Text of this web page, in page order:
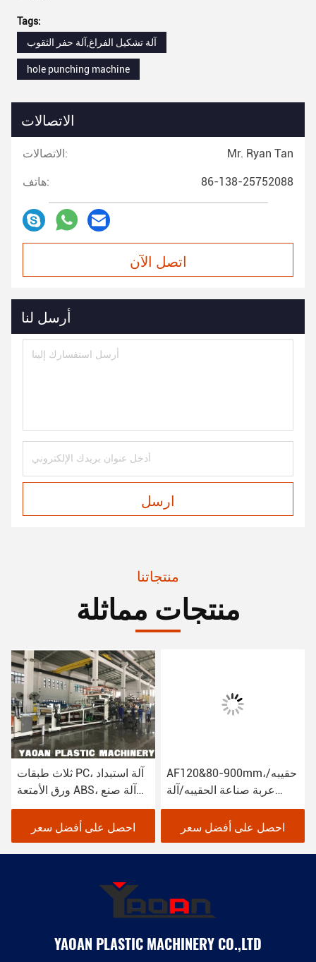
Tags:
آلة تشكيل الفراغ,آلة حفر الثقوب
hole punching machine
الاتصالات
الاتصالات: Mr. Ryan Tan
هاتف: 86-138-25752088
اتصل الآن
أرسل لنا
ارسل
منتجاتنا
منتجات مماثلة
ثلاث طبقات PC، آلة استبداد
ورق الأمتعة ABS، آلة صنع
الأمتعة، خط إنتاج ورق
احصل على أفضل سعر
AF120&80-900mm،حقيبه/
عربة صناعة الحقيبه/آلة
طحن،علامة تجارية رائدة في
احصل على أفضل سعر
YAOAN PLASTIC MACHINERY CO.,LTD